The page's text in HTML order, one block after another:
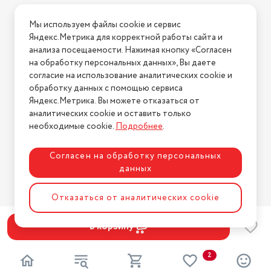
2
В корзину
литрах
4.6
Вес товара, г
900
Вид ручки
с фиксированной ручкой
Страна-изготовитель
Россия
Подходит для плит
Для газовых плит
Условия возврата
Нашли ошибку на сайте? Напишите нам
2026 © Интернет-магазин "АстМаркет". У нас есть всё!
Политика конфиденциальности
Разработка сайтаASTDESIGN
Мы используем файлы cookie и сервис
Яндекс.Метрика для корректной работы сайта и
анализа посещаемости. Нажимая кнопку «Согласен
на обработку персональных данных», Вы даете
согласие на использование аналитических cookie и
обработку данных с помощью сервиса
Яндекс.Метрика. Вы можете отказаться от
аналитических cookie и оставить только
необходимые cookie.Подробнее.
Согласен на обработку персональных
данных
Отказаться от аналитических cookie